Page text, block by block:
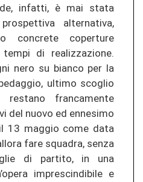
infatti, è mai stata
alternativa,
concrete coperture
di realizzazione.
nero su bianco per la
ultimo scoglio
francamente
del nuovo ed ennesimo
13 maggio come data
fare squadra, senza
di partito, in una
imprescindibile e